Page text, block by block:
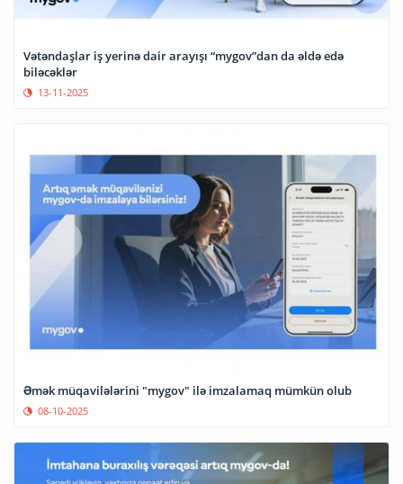
Vətəndaşlar iş yerinə dair arayışı “mygov”dan da əldə edə
biləcəklər
13-11-2025
Əmək müqavilələrini "mygov" ilə imzalamaq mümkün olub
08-10-2025